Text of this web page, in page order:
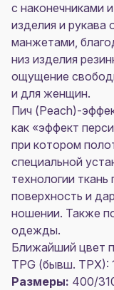
с наконечниками
изделия и
манжетами,
низ изделия
ощущение
и для женщин.
Пич (Peach)-
как «эффект
при котором
специальной
технологии
поверхность и
ношении. Также
одежды.
Ближайший цвет
TPG (бывш. TPX):
Размеры: 400/